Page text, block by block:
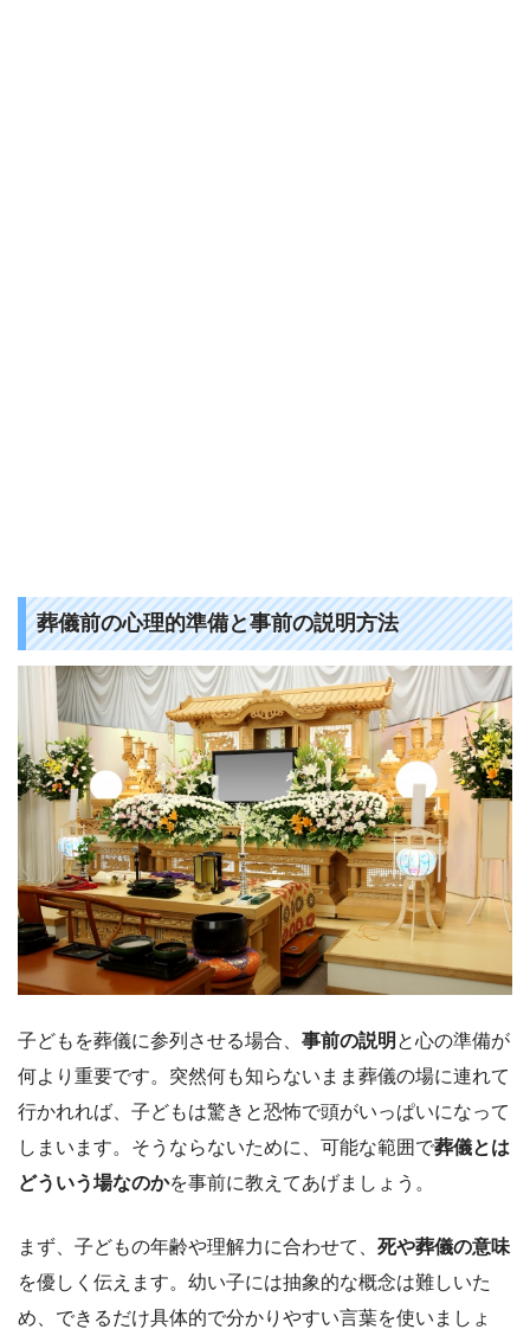
葬儀前の心理的準備と事前の説明方法
子どもを葬儀に参列させる場合、 事前の説明 と心の準備が
何より重要です。突然何も知らないまま葬儀の場に連れて
行かれれば、子どもは驚きと恐怖で頭がいっぱいになって
しまいます。そうならないために、可能な範囲で葬儀とは
どういう場なのかを事前に教えてあげましょう。
まず、子どもの年齢や理解力に合わせて、 死や葬儀の意味
を優しく伝えます。幼い子には抽象的な概念は難しいた
め、できるだけ具体的で分かりやすい言葉を使いましょ